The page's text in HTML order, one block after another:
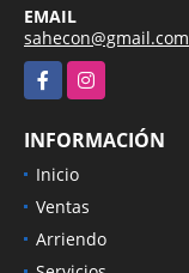
EMAIL
sahecon@gmail.com
FacebookInstagram
INFORMACIÓN
Inicio
Ventas
Arriendo